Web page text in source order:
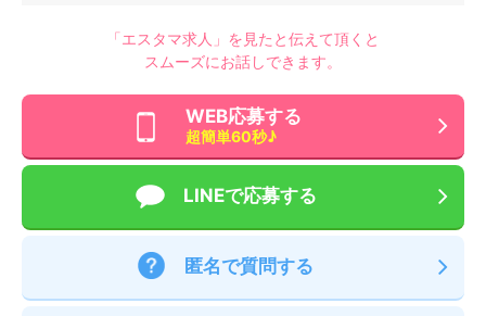
「エスタマ求人」を見たと伝えて頂くと
スムーズにお話しできます。
WEB応募する
超簡単60秒♪
LINEで応募する
匿名で質問する